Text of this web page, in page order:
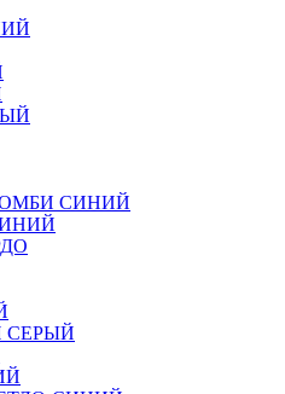
СИНИЙ
СЕРЫЙ